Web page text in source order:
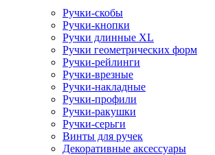
Ручки-скобы
Ручки-кнопки
Ручки длинные XL
Ручки геометрических форм
Ручки-рейлинги
Ручки-врезные
Ручки-накладные
Ручки-профили
Ручки-ракушки
Ручки-серьги
Винты для ручек
Декоративные аксессуары